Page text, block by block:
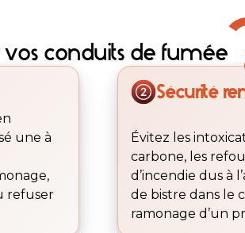
conduits de fumée
une à
refuser
Sécurité
Évitez les
carbone, les
d’incendie dus à
de bistre dans le
ramonage d’un